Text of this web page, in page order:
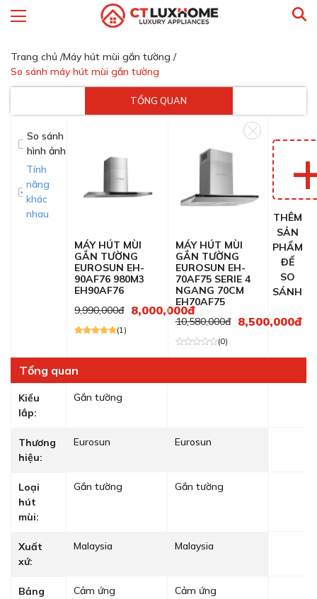
Trang chủ /Máy hút mùi gắn tường /
So sánh máy hút mùi gắn tường
TỔNG QUAN
So sánh
hình ảnh
Tính
năng
khác
nhau
MÁY HÚT MÙI
GẮN TƯỜNG
EUROSUN EH-
90AF76 980M3
EH90AF76
9,990,000đ 8,000,000đ
(1)
MÁY HÚT MÙI
GẮN TƯỜNG
EUROSUN EH-
70AF75 SERIE 4
NGANG 70CM
EH70AF75
10,580,000đ
8,500,000đ
(0)
THÊM
SẢN
PHẨM
ĐỂ
SO
SÁNH
Tổng quan
Kiểu
lắp:
Gắn tường
Thương
hiệu:
Eurosun Eurosun
Loại
hút
mùi:
Gắn tường Gắn tường
Xuất
xứ:
Malaysia Malaysia
Bảng
Cảm ứng Cảm ứng